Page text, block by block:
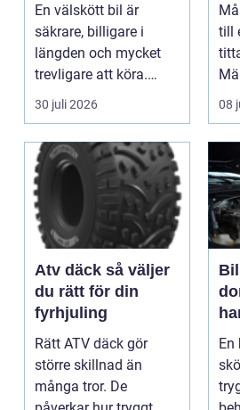
En välskött bil är
säkrare, billigare i
längden och mycket
trevligare att köra.
Trots det väntar mån...
30 juli 2026
till
08
Atv däck så väljer
du rätt för din
fyrhjuling
Rätt ATV däck gör
större skillnad än
många tror. De
En